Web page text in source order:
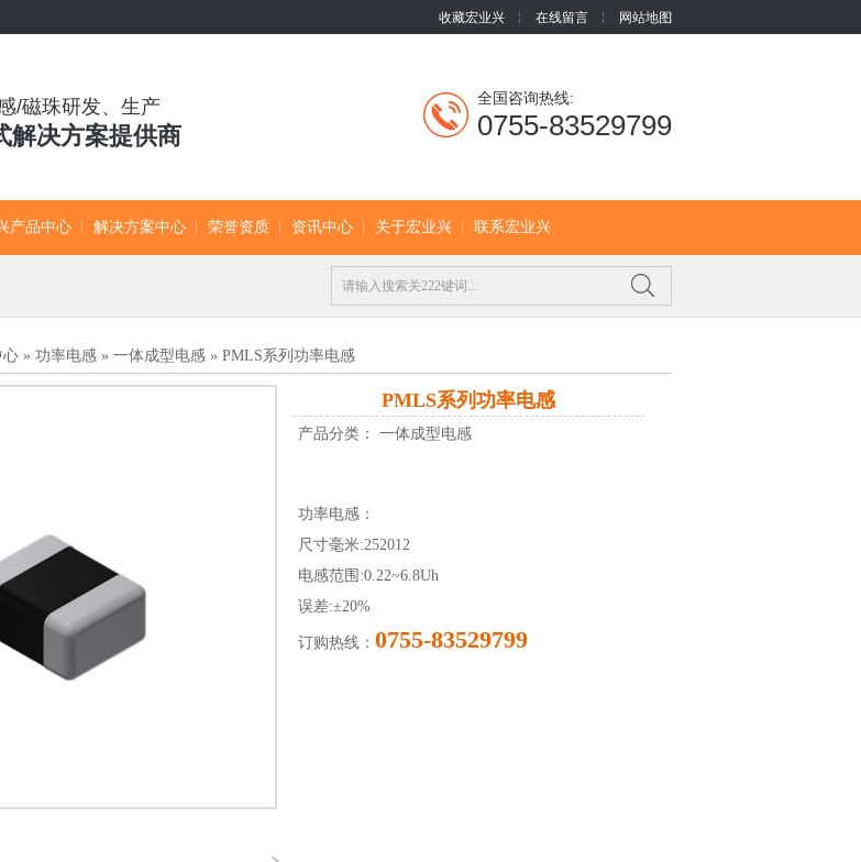
收藏宏业兴 在线留言 网站地图
/磁珠研发、生产
解决方案提供商
全国咨询热线:
0755-83529799
产品中心 解决方案中心 荣誉资质 资讯中心 关于宏业兴 联系宏业兴
心 » 功率电感 » 一体成型电感 » PMLS系列功率电感
PMLS系列功率电感
产品分类： 一体成型电感
功率电感：
尺寸毫米:252012
电感范围:0.22~6.8Uh
误差:±20%
订购热线： 0755-83529799